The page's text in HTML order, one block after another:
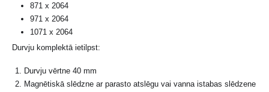
871 x 2064
971 x 2064
1071 x 2064
Durvju komplektā ietilpst:
Durvju vērtne 40 mm
Magnētiskā slēdzne ar parasto atslēgu vai vanna istabas slēdzene